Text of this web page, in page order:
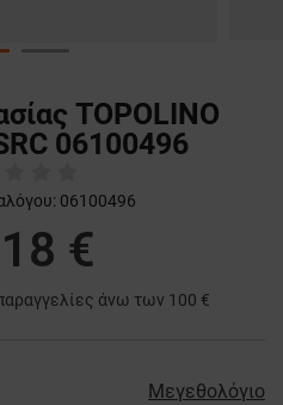
TOPOLINO
06100496
06100496
€
άνω των 100 €
Μεγεθολόγιο